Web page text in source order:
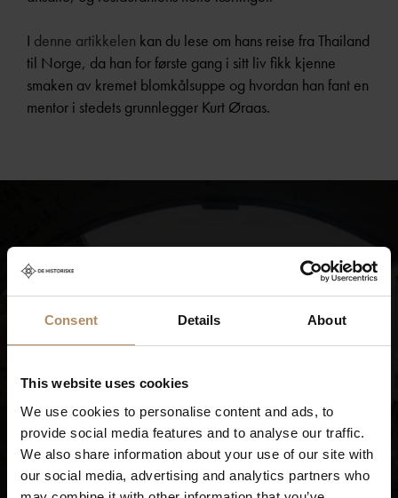
Consent Details About
This website uses cookies
We use cookies to personalise content and ads, to
provide social media features and to analyse our traffic.
We also share information about your use of our site with
our social media, advertising and analytics partners who
I denne artikkelen kan du lese om hans reise fra Thailand
til Norge, da han for første gang i sitt liv fikk kjenne
smaken av kremet blomkålsuppe og hvordan han fant en
mentor i stedets grunnlegger Kurt Øraas.
Velkommen til Curtisen!
Vis filmen